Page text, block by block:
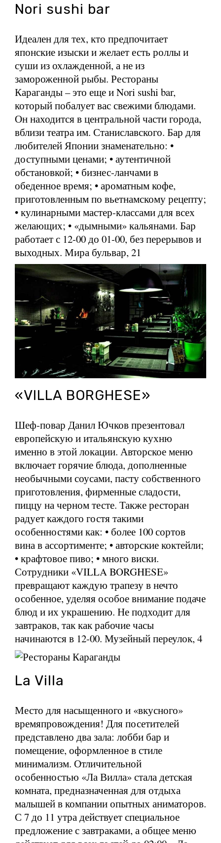
Nori sushi bar
Идеален для тех, кто предпочитает
японские изыски и желает есть роллы и
суши из охлажденной, а не из
замороженной рыбы. Рестораны
Караганды – это еще и Nori sushi bar,
который побалует вас свежими блюдами.
Он находится в центральной части города,
вблизи театра им. Станиславского. Бар для
любителей Японии знаменательно: •
доступными ценами; • аутентичной
обстановкой; • бизнес-ланчами в
обеденное время; • ароматным кофе,
приготовленным по вьетнамскому рецепту;
• кулинарными мастер-классами для всех
желающих; • «дымными» кальянами. Бар
работает с 12-00 до 01-00, без перерывов и
выходных. Мира бульвар, 21
«VILLA BORGHESE»
Шеф-повар Данил Ючков презентовал
европейскую и итальянскую кухню
именно в этой локации. Авторское меню
включает горячие блюда, дополненные
необычными соусами, пасту собственного
приготовления, фирменные сладости,
пиццу на черном тесте. Также ресторан
радует каждого гостя такими
особенностями как: • более 100 сортов
вина в ассортименте; • авторские коктейли;
• крафтовое пиво; • много виски.
Сотрудники «VILLA BORGHESE»
превращают каждую трапезу в нечто
особенное, уделяя особое внимание подаче
блюд и их украшению. Не подходит для
завтраков, так как рабочие часы
начинаются в 12-00. Музейный переулок, 4
La Villa
Место для насыщенного и «вкусного»
времяпровождения! Для посетителей
представлено два зала: лобби бар и
помещение, оформленное в стиле
минимализм. Отличительной
особенностью «Ла Вилла» стала детская
комната, предназначенная для отдыха
малышей в компании опытных аниматоров.
С 7 до 11 утра действует специальное
предложение с завтраками, а общее меню